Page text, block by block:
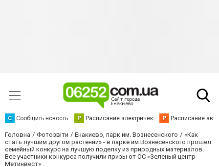
С Сообщить новость Р Расписание электричек Р Расписание
Головна Фотозвіти Енакиево, парк им. Вознесенского
«Как
стать лучшим другом растений» - в парке им.Вознесенского прошел
семейный конкурс на лучшую поделку из природных материалов.
Все участники конкурса получили призы от ОС «Зеленый центр
Метинвест» .